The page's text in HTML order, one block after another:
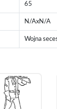
65
N/AxN/A
Wojna